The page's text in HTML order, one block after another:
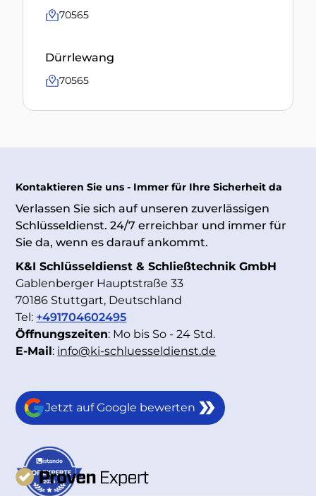
70565
Dürrlewang
70565
Kontaktieren Sie uns - Immer für Ihre Sicherheit da
Verlassen Sie sich auf unseren zuverlässigen
Schlüsseldienst. 24/7 erreichbar und immer für
Sie da, wenn es darauf ankommt.
K&I Schlüsseldienst & Schließtechnik GmbH
Gablenberger Hauptstraße 33
70186 Stuttgart, Deutschland
Tel: +491704602495
Öffnungszeiten: Mo bis So - 24 Std.
E-Mail: info@ki-schluesseldienst.de
Jetzt auf Google bewerten